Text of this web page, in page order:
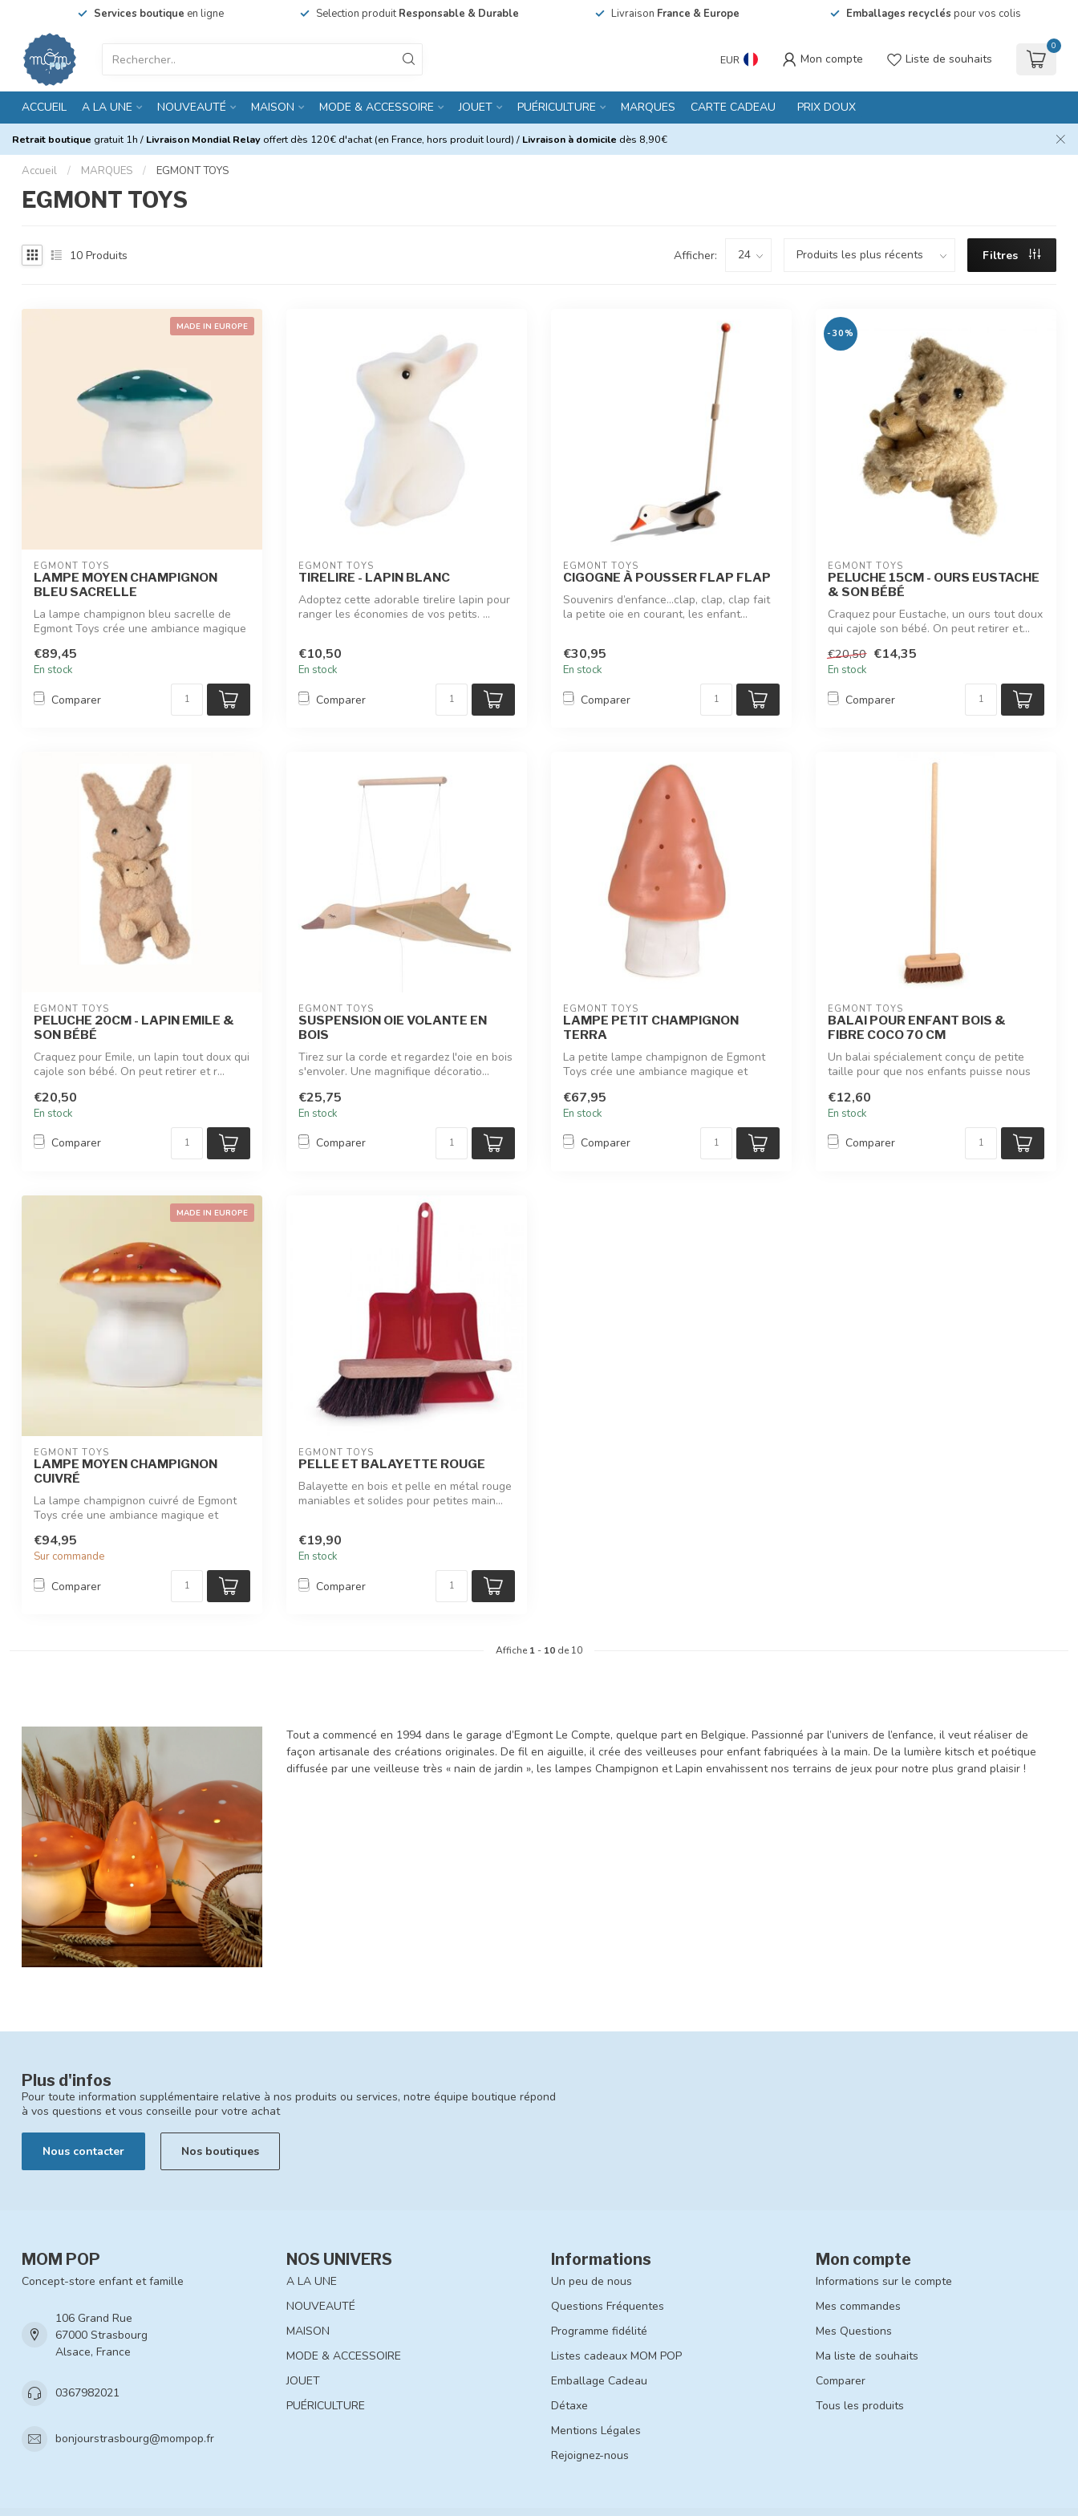
Services boutique en ligne Selection produitResponsable & Durable Livraison France & Europe Emballages recyclés pour vos colis
EUR Mon compte Liste de souhaits
0
ACCUEIL A LA UNE NOUVEAUTÉ MAISON MODE & ACCESSOIRE JOUET PUÉRICULTURE MARQUES CARTE CADEAU PRIX DOUX
Retrait boutique gratuit 1h / Livraison Mondial Relay offert dès 120€ d'achat (en France, hors produit lourd) / Livraison à domicile dès 8,90€
Accueil / MARQUES / EGMONT TOYS
EGMONT TOYS
10 Produits Afficher: Filtres
MADE IN EUROPE
EGMONT TOYS
LAMPE MOYEN CHAMPIGNON
BLEU SACRELLE
La lampe champignon bleu sacrelle de
Egmont Toys crée une ambiance magique
€89,45
En stock
Comparer
EGMONT TOYS
TIRELIRE - LAPIN BLANC
Adoptez cette adorable tirelire lapin pour
ranger les économies de vos petits. ...
€10,50
En stock
Comparer
EGMONT TOYS
CIGOGNE À POUSSER FLAP FLAP
Souvenirs d’enfance...clap, clap, clap fait
la petite oie en courant, les enfant...
€30,95
En stock
Comparer
-30%
EGMONT TOYS
PELUCHE 15CM - OURS EUSTACHE
& SON BÉBÉ
Craquez pour Eustache, un ours tout doux
qui cajole son bébé. On peut retirer et...
€20,50 €14,35
En stock
Comparer
EGMONT TOYS
PELUCHE 20CM - LAPIN EMILE &
SON BÉBÉ
Craquez pour Emile, un lapin tout doux qui
cajole son bébé. On peut retirer et r...
€20,50
En stock
Comparer
EGMONT TOYS
SUSPENSION OIE VOLANTE EN
BOIS
Tirez sur la corde et regardez l'oie en bois
s'envoler. Une magnifique décoratio...
€25,75
En stock
Comparer
EGMONT TOYS
LAMPE PETIT CHAMPIGNON
TERRA
La petite lampe champignon de Egmont
Toys crée une ambiance magique et
€67,95
En stock
Comparer
EGMONT TOYS
BALAI POUR ENFANT BOIS &
FIBRE COCO 70 CM
Un balai spécialement conçu de petite
taille pour que nos enfants puisse nous
€12,60
En stock
Comparer
MADE IN EUROPE
EGMONT TOYS
LAMPE MOYEN CHAMPIGNON
CUIVRÉ
La lampe champignon cuivré de Egmont
Toys crée une ambiance magique et
€94,95
Sur commande
Comparer
EGMONT TOYS
PELLE ET BALAYETTE ROUGE
Balayette en bois et pelle en métal rouge
maniables et solides pour petites main...
€19,90
En stock
Comparer
Affiche 1 - 10 de 10
Tout a commencé en 1994 dans le garage d’Egmont Le Compte, quelque part en Belgique. Passionné par l’univers de l’enfance, il veut réaliser de
façon artisanale des créations originales. De fil en aiguille, il crée des veilleuses pour enfant fabriquées à la main. De la lumière kitsch et poétique
diffusée par une veilleuse très « nain de jardin », les lampes Champignon et Lapin envahissent nos terrains de jeux pour notre plus grand plaisir !
Plus d'infos
Pour toute information supplémentaire relative à nos produits ou services, notre équipe boutique répond
à vos questions et vous conseille pour votre achat
Nous contacter Nos boutiques
MOM POP
Concept-store enfant et famille
106 Grand Rue
67000 Strasbourg
Alsace, France
0367982021
bonjourstrasbourg@mompop.fr
NOS UNIVERS
A LA UNE
NOUVEAUTÉ
MAISON
MODE & ACCESSOIRE
JOUET
PUÉRICULTURE
Informations
Un peu de nous
Questions Fréquentes
Programme fidélité
Listes cadeaux MOM POP
Emballage Cadeau
Détaxe
Mentions Légales
Rejoignez-nous
Mon compte
Informations sur le compte
Mes commandes
Mes Questions
Ma liste de souhaits
Comparer
Tous les produits